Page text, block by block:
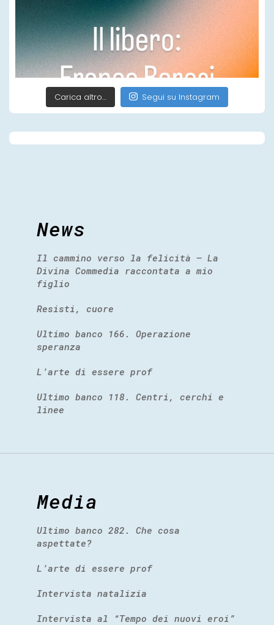
Carica altro… Segui su Instagram
News
Il cammino verso la felicità – La
Divina Commedia raccontata a mio
figlio
Resisti, cuore
Ultimo banco 166. Operazione
speranza
L’arte di essere prof
Ultimo banco 118. Centri, cerchi e
linee
Media
Ultimo banco 282. Che cosa
aspettate?
L’arte di essere prof
Intervista natalizia
Intervista al “Tempo dei nuovi eroi”